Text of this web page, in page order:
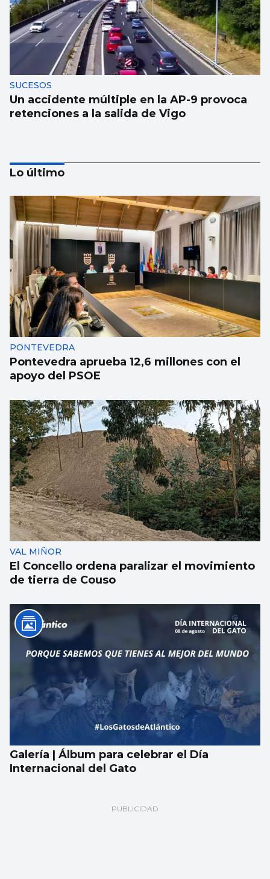
SUCESOS
Un accidente múltiple en la AP-9 provoca
retenciones a la salida de Vigo
Luz verde definitiva al vial de acceso para
el CEIP Párroco Don Camilo
Lo último
PONTEVEDRA
Pontevedra aprueba 12,6 millones con el
apoyo del PSOE
VAL MIÑOR
El Concello ordena paralizar el movimiento
de tierra de Couso
Galería | Álbum para celebrar el Día
Internacional del Gato